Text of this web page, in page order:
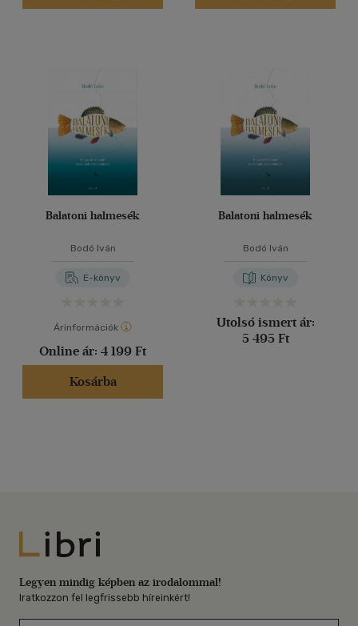
Balatoni halmesék
Bodó Iván
E-könyv
Árinformációk
Online ár: 4 199 Ft
Kosárba
Balatoni halmesék
Bodó Iván
Könyv
Utolsó ismert ár:
5 495 Ft
Libri
Legyen mindig képben az irodalommal!
Iratkozzon fel legfrissebb híreinkért!